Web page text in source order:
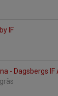
IF
- Dagsbergs IF